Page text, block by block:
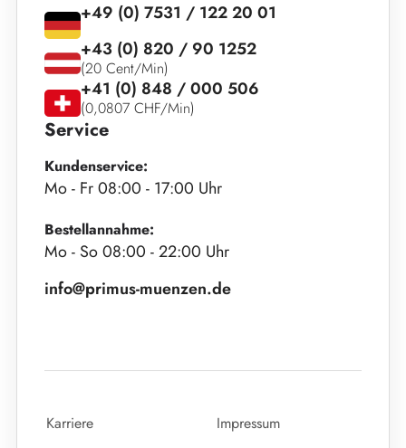
Service
Kundenservice:
Mo - Fr 08:00 - 17:00 Uhr
Bestellannahme:
Mo - So 08:00 - 22:00 Uhr
info@primus-muenzen.de
+49 (0) 7531 / 122 20 01
+43 (0) 820 / 90 1252
(20 Cent/Min)
+41 (0) 848 / 000 506
(0,0807 CHF/Min)
Karriere
Impressum